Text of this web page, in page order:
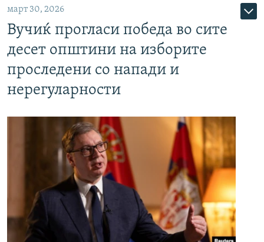
март 30, 2026
Вучиќ прогласи победа во сите
десет општини на изборите
проследени со напади и
нерегуларности